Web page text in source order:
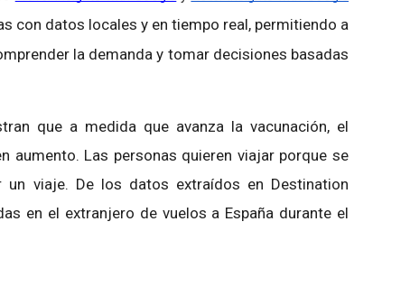
con datos locales y en tiempo real, permitiendo a
la demanda y tomar decisiones basadas
que a medida que avanza la vacunación, el
aumento. Las personas quieren viajar porque se
un viaje. De los datos extraídos en Destination
en el extranjero de vuelos a España durante el